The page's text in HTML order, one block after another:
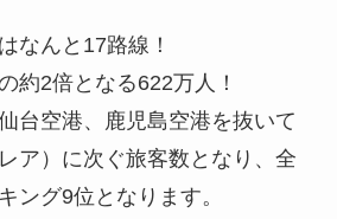
なんと17路線！
約2倍となる622万人！
台空港、鹿児島空港を抜いて
ア）に次ぐ旅客数となり、全
ング9位となります。